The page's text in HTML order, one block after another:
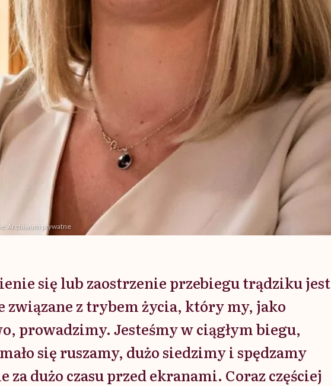
Archiwum prywatne
się lub zaostrzenie przebiegu trądziku jest
związane z trybem życia, który my, jako
prowadzimy. Jesteśmy w ciągłym biegu,
się ruszamy, dużo siedzimy i spędzamy
za dużo czasu przed ekranami. Coraz częściej